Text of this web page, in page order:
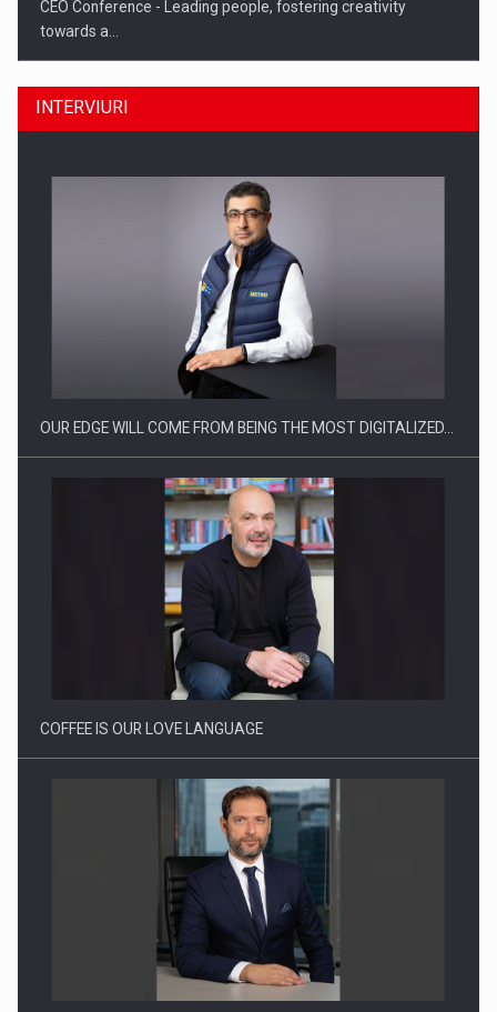
CEO Conference - Leading people, fostering creativity
towards a…
CEO Conference - Shaping The Future - Technology and…
Webinar - Business Evolution-RETHINK STRATEGY-Finantare
Investitii Digitalizare
INTERVIURI
OUR EDGE WILL COME FROM BEING THE MOST DIGITALIZED…
COFFEE IS OUR LOVE LANGUAGE